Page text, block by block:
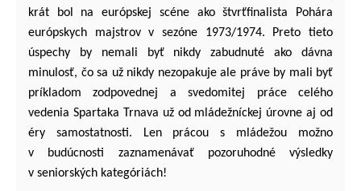
krát bol na európskej scéne ako štvrťfinalista Pohára
európskych majstrov v sezóne 1973/1974. Preto tieto
úspechy by nemali byť nikdy zabudnuté ako dávna
minulosť, čo sa už nikdy nezopakuje ale práve by mali byť
príkladom zodpovednej a svedomitej práce celého
vedenia Spartaka Trnava už od mládežníckej úrovne aj od
éry samostatnosti. Len prácou s mládežou možno
v budúcnosti zaznamenávať pozoruhodné výsledky
v seniorských kategóriách!